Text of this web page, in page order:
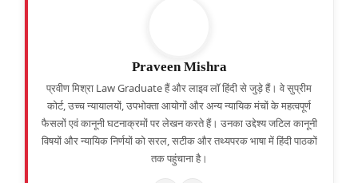
Praveen Mishra
प्रवीण मिश्रा Law Graduate हैं और लाइव लॉ हिंदी से जुड़े हैं। वे सुप्रीम
कोर्ट, उच्च न्यायालयों, उपभोक्ता आयोगों और अन्य न्यायिक मंचों के महत्वपूर्ण
फैसलों एवं कानूनी घटनाक्रमों पर लेखन करते हैं। उनका उद्देश्य जटिल कानूनी
विषयों और न्यायिक निर्णयों को सरल, सटीक और तथ्यपरक भाषा में हिंदी पाठकों
तक पहुंचाना है।